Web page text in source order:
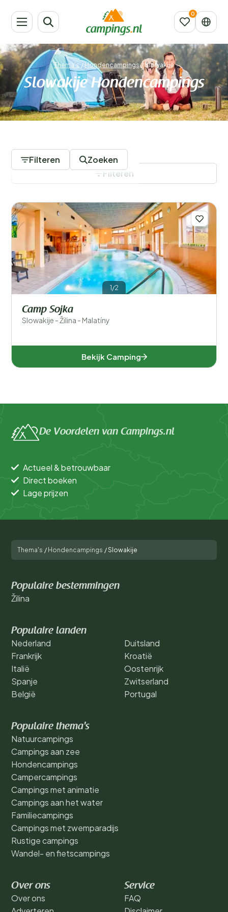
Thema's /Hondencampings /Slowakije
Slowakije Hondencampings
Filteren Zoeken
Provincies
Žilina (1)
Populaire filters
Type accommodatie
Filteren
1/2
Camp Sojka
Slowakije - Žilina - Malatíny
Bekijk Camping
De Voordelen van Campings.nl
Actueel & betrouwbaar
Direct boeken
Lage prijzen
Thema's / Hondencampings /Slowakije
Populaire bestemmingen
Žilina
Populaire landen
Nederland
Frankrijk
Italië
Spanje
België
Duitsland
Kroatië
Oostenrijk
Zwitserland
Portugal
Populaire thema's
Natuurcampings
Campings aan zee
Hondencampings
Campercampings
Campings met animatie
Campings aan het water
Familiecampings
Campings met zwemparadijs
Rustige campings
Wandel- en fietscampings
Over ons
Over ons
Service
FAQ